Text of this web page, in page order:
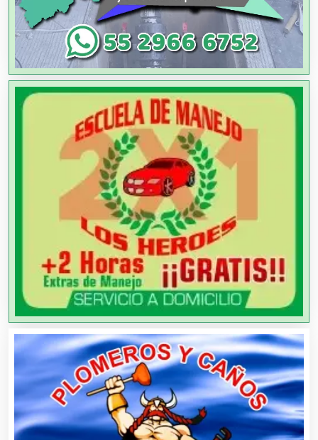
Aluminio
Ambulancias
Análisis Clínicos
Análisis de Aguas
Animadores de Eventos
Aparatos y Equipos Eléctricos
Arquitectos
Artes Gráficas